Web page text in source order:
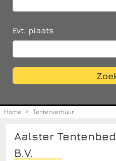
Evt. plaats
Home > Tentenverhuur
Aalster
B.V.